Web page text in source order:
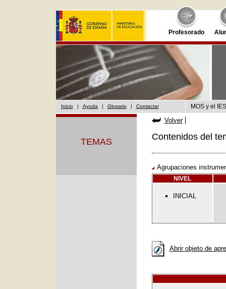
Profesorado
Inicio | Ayuda | Glosario | Contactar MOS y el
TEMAS
Volver
Contenidos del
Agrupaciones
NIVEL
INICIAL
Abrir objeto de